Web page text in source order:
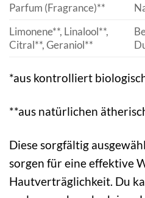
Parfum (Fragrance)**
Limonene**, Linalool**,
Citral**, Geraniol**
*aus kontrolliert
**aus natürlichen
Diese sorgfältig
sorgen für eine effektive
Hautverträglichkeit. Du